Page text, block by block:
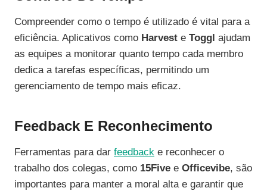
Compreender como o tempo é utilizado é vital para a
eficiência. Aplicativos como Harvest e Toggl ajudam
as equipes a monitorar quanto tempo cada membro
dedica a tarefas específicas, permitindo um
gerenciamento de tempo mais eficaz.
Feedback E Reconhecimento
Ferramentas para dar feedback e reconhecer o
trabalho dos colegas, como 15Five e Officevibe, são
importantes para manter a moral alta e garantir que